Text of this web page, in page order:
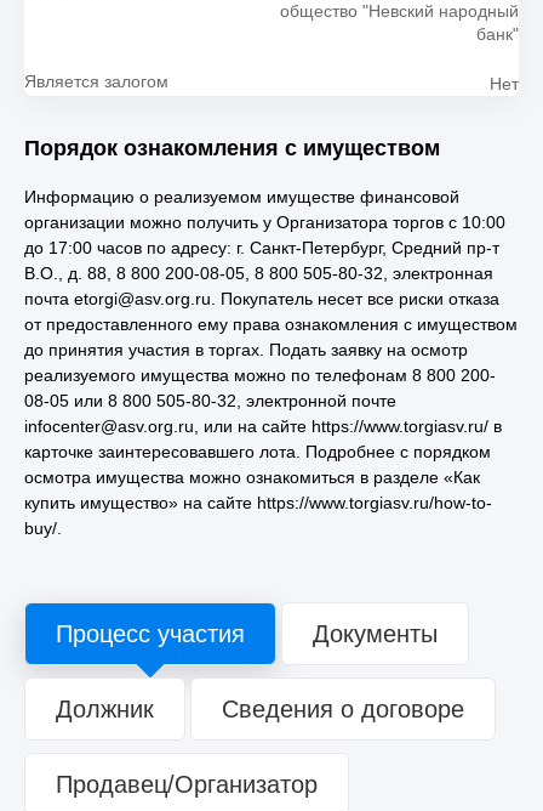
общество "Невский народный
банк"
Является залогом Нет
Порядок ознакомления с имуществом
Информацию о реализуемом имуществе финансовой
организации можно получить у Организатора торгов с 10:00
до 17:00 часов по адресу: г. Санкт-Петербург, Средний пр-т
В.О., д. 88, 8 800 200-08-05, 8 800 505-80-32, электронная
почта etorgi@asv.org.ru. Покупатель несет все риски отказа
от предоставленного ему права ознакомления с имуществом
до принятия участия в торгах. Подать заявку на осмотр
реализуемого имущества можно по телефонам 8 800 200-
08-05 или 8 800 505-80-32, электронной почте
infocenter@asv.org.ru, или на сайте https://www.torgiasv.ru/ в
карточке заинтересовавшего лота. Подробнее с порядком
осмотра имущества можно ознакомиться в разделе «Как
купить имущество» на сайте https://www.torgiasv.ru/how-to-
buy/.
Процесс участия Документы
Должник Сведения о договоре
Продавец/Организатор